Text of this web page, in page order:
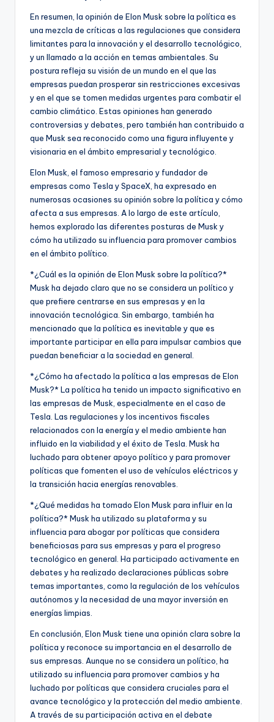
En resumen, la opinión de Elon Musk sobre la política es
una mezcla de críticas a las regulaciones que considera
limitantes para la innovación y el desarrollo tecnológico,
y un llamado a la acción en temas ambientales. Su
postura refleja su visión de un mundo en el que las
empresas puedan prosperar sin restricciones excesivas
y en el que se tomen medidas urgentes para combatir el
cambio climático. Estas opiniones han generado
controversias y debates, pero también han contribuido a
que Musk sea reconocido como una figura influyente y
visionaria en el ámbito empresarial y tecnológico.
Elon Musk, el famoso empresario y fundador de
empresas como Tesla y SpaceX, ha expresado en
numerosas ocasiones su opinión sobre la política y cómo
afecta a sus empresas. A lo largo de este artículo,
hemos explorado las diferentes posturas de Musk y
cómo ha utilizado su influencia para promover cambios
en el ámbito político.
*¿Cuál es la opinión de Elon Musk sobre la política?*
Musk ha dejado claro que no se considera un político y
que prefiere centrarse en sus empresas y en la
innovación tecnológica. Sin embargo, también ha
mencionado que la política es inevitable y que es
importante participar en ella para impulsar cambios que
puedan beneficiar a la sociedad en general.
*¿Cómo ha afectado la política a las empresas de Elon
Musk?* La política ha tenido un impacto significativo en
las empresas de Musk, especialmente en el caso de
Tesla. Las regulaciones y los incentivos fiscales
relacionados con la energía y el medio ambiente han
influido en la viabilidad y el éxito de Tesla. Musk ha
luchado para obtener apoyo político y para promover
políticas que fomenten el uso de vehículos eléctricos y
la transición hacia energías renovables.
*¿Qué medidas ha tomado Elon Musk para influir en la
política?* Musk ha utilizado su plataforma y su
influencia para abogar por políticas que considera
beneficiosas para sus empresas y para el progreso
tecnológico en general. Ha participado activamente en
debates y ha realizado declaraciones públicas sobre
temas importantes, como la regulación de los vehículos
autónomos y la necesidad de una mayor inversión en
energías limpias.
En conclusión, Elon Musk tiene una opinión clara sobre la
política y reconoce su importancia en el desarrollo de
sus empresas. Aunque no se considera un político, ha
utilizado su influencia para promover cambios y ha
luchado por políticas que considera cruciales para el
avance tecnológico y la protección del medio ambiente.
A través de su participación activa en el debate